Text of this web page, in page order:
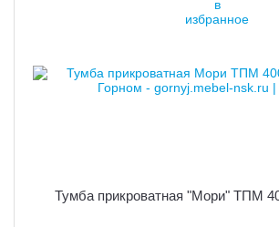
Тумба прикроватная "Мори" ТПМ